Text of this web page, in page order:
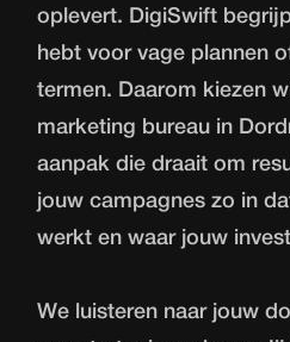
oplevert. DigiSwift
hebt voor vage plannen
termen. Daarom kiezen
marketing bureau in
aanpak die draait om
jouw campagnes zo in
werkt en waar jouw
We luisteren naar jouw